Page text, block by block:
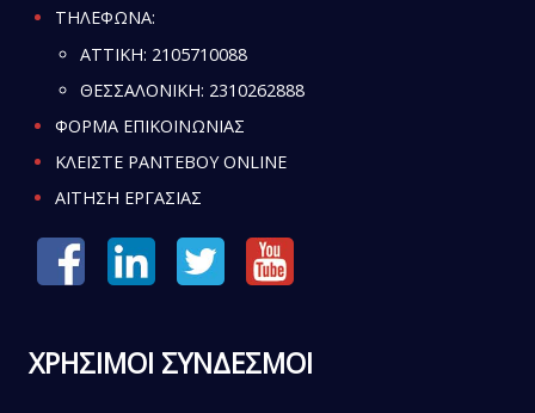
ΤΗΛΕΦΩΝΑ:
ATTIKH: 2105710088
ΘΕΣΣΑΛΟΝΙΚΗ: 2310262888
ΦΟΡΜΑ ΕΠΙΚΟΙΝΩΝΙΑΣ
ΚΛΕΙΣΤΕ ΡΑΝΤΕΒΟΥ ONLINE
ΑΙΤΗΣΗ ΕΡΓΑΣΙΑΣ
ΧΡΗΣΙΜΟΙ ΣΥΝΔΕΣΜΟΙ